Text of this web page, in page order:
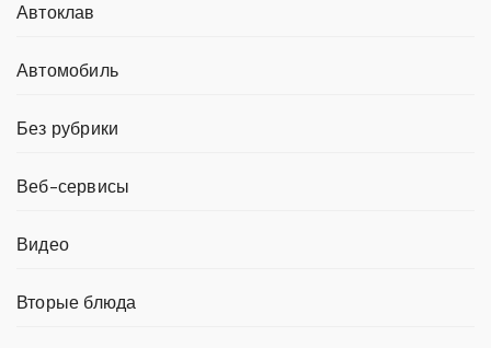
Автоклав
Автомобиль
Без рубрики
Веб-сервисы
Видео
Вторые блюда